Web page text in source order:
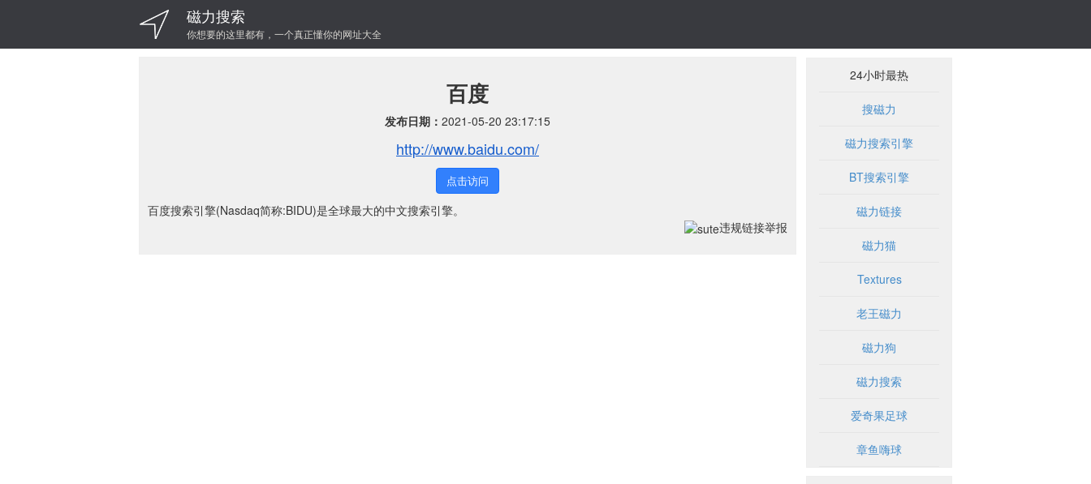
磁力搜索
你想要的这里都有，一个真正懂你的网址大全
百度
发布日期： 2021-05-20 23:17:15
http://www.baidu.com/
点击访问
百度搜索引擎(Nasdaq简称:BIDU)是全球最大的中文搜索引擎。
违规链接举报
24小时最热
搜磁力
磁力搜索引擎
BT搜索引擎
磁力链接
磁力猫
Textures
老王磁力
磁力狗
磁力搜索
爱奇果足球
章鱼嗨球